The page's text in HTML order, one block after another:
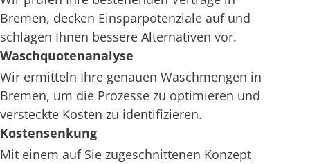
Bremen, decken Einsparpotenziale auf und
schlagen Ihnen bessere Alternativen vor.
Waschquotenanalyse
Wir ermitteln Ihre genauen Waschmengen in
Bremen, um die Prozesse zu optimieren und
versteckte Kosten zu identifizieren.
Kostensenkung
Mit einem auf Sie zugeschnittenen Konzept